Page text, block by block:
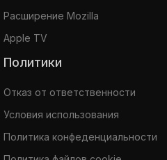
Расширение Mozilla
Apple TV
Политики
Отказ от ответственности
Условия использования
Политика конфеденциальности